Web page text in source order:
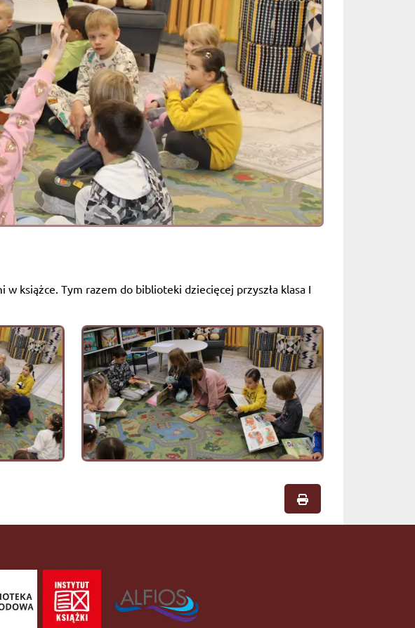
książce. Tym razem do biblioteki dziecięcej przyszła klasa I